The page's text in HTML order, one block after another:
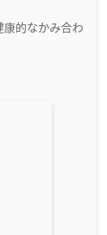
的なかみ合わ